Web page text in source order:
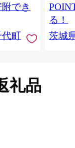
旬 農家
約 2026
発送
でき
町
送 】
る！
茨城
礼品